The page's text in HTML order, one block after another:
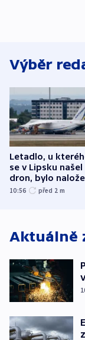
Výběr
Letadlo, u
se v Lipsku našel
dron, bylo
municí, píší média
10:56 před 2 m
Aktuálně